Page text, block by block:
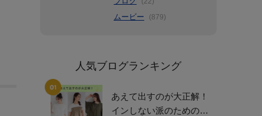
ムービー (879)
人気ブログランキング
あえて出すのが大正解！
インしない派のための新